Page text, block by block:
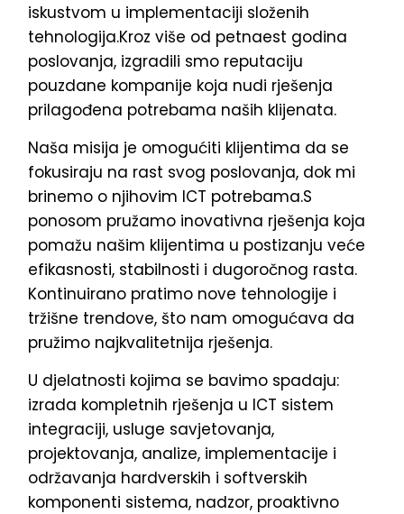
iskustvom u implementaciji složenih
tehnologija.Kroz više od petnaest godina
poslovanja, izgradili smo reputaciju
pouzdane kompanije koja nudi rješenja
prilagođena potrebama naših klijenata.
Naša misija je omogućiti klijentima da se
fokusiraju na rast svog poslovanja, dok mi
brinemo o njihovim ICT potrebama.S
ponosom pružamo inovativna rješenja koja
pomažu našim klijentima u postizanju veće
efikasnosti, stabilnosti i dugoročnog rasta.
Kontinuirano pratimo nove tehnologije i
tržišne trendove, što nam omogućava da
pružimo najkvalitetnija rješenja.
U djelatnosti kojima se bavimo spadaju:
izrada kompletnih rješenja u ICT sistem
integraciji, usluge savjetovanja,
projektovanja, analize, implementacije i
održavanja hardverskih i softverskih
komponenti sistema, nadzor, proaktivno